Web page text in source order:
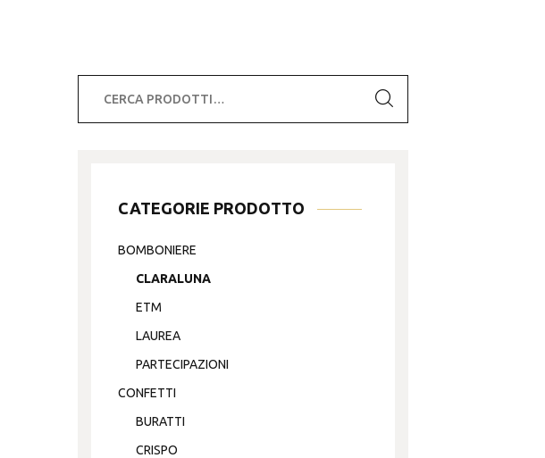
CATEGORIE PRODOTTO
BOMBONIERE
CLARALUNA
ETM
LAUREA
PARTECIPAZIONI
CONFETTI
BURATTI
CRISPO